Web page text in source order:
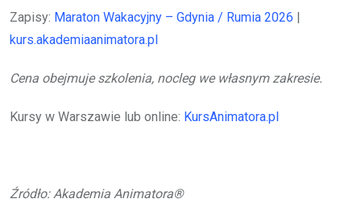
Zapisy: Maraton Wakacyjny – Gdynia / Rumia 2026 |
kurs.akademiaanimatora.pl
Cena obejmuje szkolenia, nocleg we własnym zakresie.
Kursy w Warszawie lub online: KursAnimatora.pl
Źródło: Akademia Animatora®